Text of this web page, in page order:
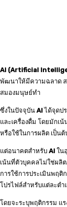
AI (Artificial
พัฒนาให้มีความฉลาด ส
สมองมนุษย์ทำ
ซึ่งในปัจจุบัน AIได้จุดป
และเครื่องดื่ม โดยมักเ
หรือใช้ในการผลิต เป็นต้
แต่อนาคตสำหรับ AI ใน
เน้นที่ตัวบุคคลไม่ใช่ผลิ
การใช้การประเมินพฤติ
โปรไฟล์สำหรับแต่ละตำ
โดยจะระบุพฤติกรรม แ